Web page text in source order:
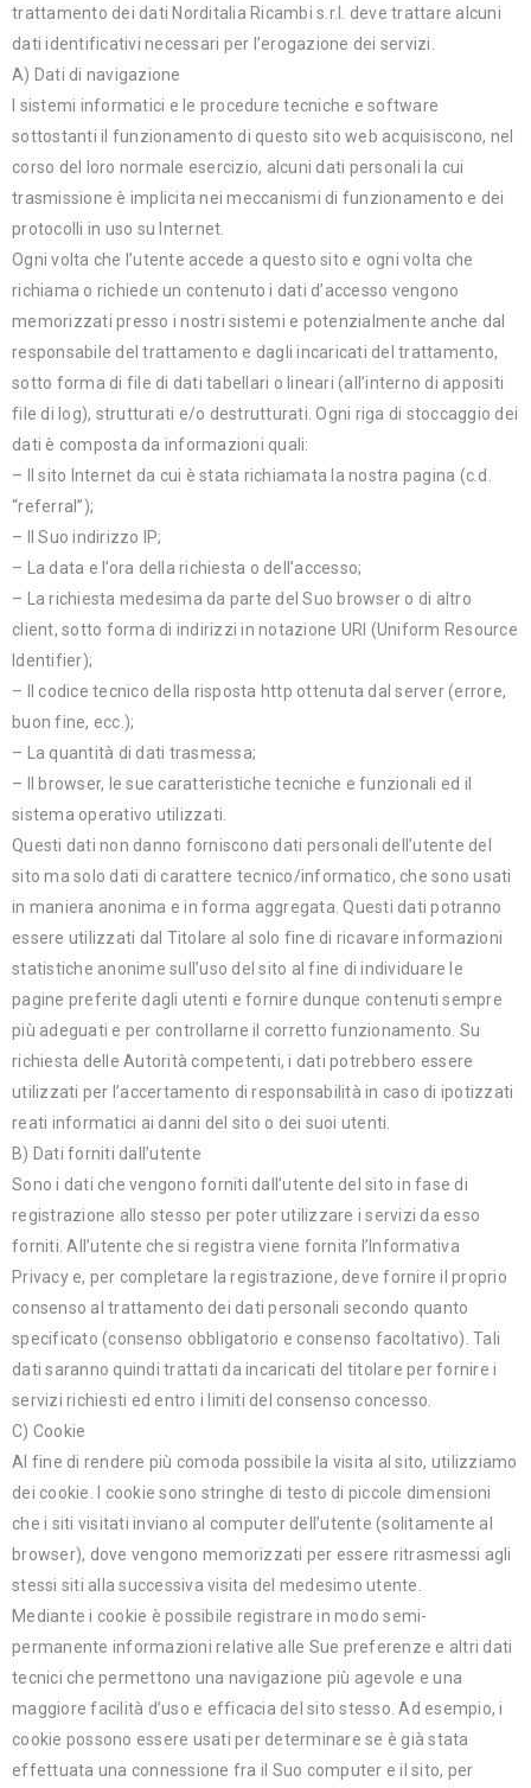
trattamento dei dati Norditalia Ricambi s.r.l. deve trattare alcuni
dati identificativi necessari per l’erogazione dei servizi.
A) Dati di navigazione
I sistemi informatici e le procedure tecniche e software
sottostanti il funzionamento di questo sito web acquisiscono, nel
corso del loro normale esercizio, alcuni dati personali la cui
trasmissione è implicita nei meccanismi di funzionamento e dei
protocolli in uso su Internet.
Ogni volta che l’utente accede a questo sito e ogni volta che
richiama o richiede un contenuto i dati d’accesso vengono
memorizzati presso i nostri sistemi e potenzialmente anche dal
responsabile del trattamento e dagli incaricati del trattamento,
sotto forma di file di dati tabellari o lineari (all’interno di appositi
file di log), strutturati e/o destrutturati. Ogni riga di stoccaggio dei
dati è composta da informazioni quali:
– Il sito Internet da cui è stata richiamata la nostra pagina (c.d.
“referral”);
– Il Suo indirizzo IP;
– La data e l’ora della richiesta o dell’accesso;
– La richiesta medesima da parte del Suo browser o di altro
client, sotto forma di indirizzi in notazione URI (Uniform Resource
Identifier);
– Il codice tecnico della risposta http ottenuta dal server (errore,
buon fine, ecc.);
– La quantità di dati trasmessa;
– Il browser, le sue caratteristiche tecniche e funzionali ed il
sistema operativo utilizzati.
Questi dati non danno forniscono dati personali dell’utente del
sito ma solo dati di carattere tecnico/informatico, che sono usati
in maniera anonima e in forma aggregata. Questi dati potranno
essere utilizzati dal Titolare al solo fine di ricavare informazioni
statistiche anonime sull’uso del sito al fine di individuare le
pagine preferite dagli utenti e fornire dunque contenuti sempre
più adeguati e per controllarne il corretto funzionamento. Su
richiesta delle Autorità competenti, i dati potrebbero essere
utilizzati per l’accertamento di responsabilità in caso di ipotizzati
reati informatici ai danni del sito o dei suoi utenti.
B) Dati forniti dall’utente
Sono i dati che vengono forniti dall’utente del sito in fase di
registrazione allo stesso per poter utilizzare i servizi da esso
forniti. All’utente che si registra viene fornita l’Informativa
Privacy e, per completare la registrazione, deve fornire il proprio
consenso al trattamento dei dati personali secondo quanto
specificato (consenso obbligatorio e consenso facoltativo). Tali
dati saranno quindi trattati da incaricati del titolare per fornire i
servizi richiesti ed entro i limiti del consenso concesso.
C) Cookie
Al fine di rendere più comoda possibile la visita al sito, utilizziamo
dei cookie. I cookie sono stringhe di testo di piccole dimensioni
che i siti visitati inviano al computer dell’utente (solitamente al
browser), dove vengono memorizzati per essere ritrasmessi agli
stessi siti alla successiva visita del medesimo utente.
Mediante i cookie è possibile registrare in modo semi-
permanente informazioni relative alle Sue preferenze e altri dati
tecnici che permettono una navigazione più agevole e una
maggiore facilità d’uso e efficacia del sito stesso. Ad esempio, i
cookie possono essere usati per determinare se è già stata
effettuata una connessione fra il Suo computer e il sito, per